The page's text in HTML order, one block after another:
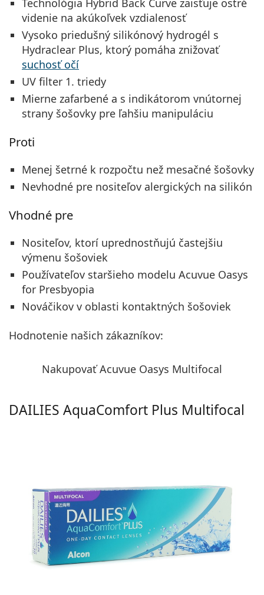
Technológia Hybrid Back Curve zaisťuje ostré
videnie na akúkoľvek vzdialenosť
Vysoko priedušný silikónový hydrogél s
Hydraclear Plus, ktorý pomáha znižovať
suchosť očí
UV filter 1. triedy
Mierne zafarbené a s indikátorom vnútornej
strany šošovky pre ľahšiu manipuláciu
Proti
Menej šetrné k rozpočtu než mesačné šošovky
Nevhodné pre nositeľov alergických na silikón
Vhodné pre
Nositeľov, ktorí uprednostňujú častejšiu
výmenu šošoviek
Používateľov staršieho modelu Acuvue Oasys
for Presbyopia
Nováčikov v oblasti kontaktných šošoviek
Hodnotenie našich zákazníkov:
Nakupovať Acuvue Oasys Multifocal
DAILIES AquaComfort Plus Multifocal